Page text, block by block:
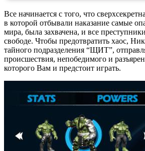
Все начинается с того, что
в которой отбывали наказание самые
мира, была захвачена, и все
свободе. Чтобы предотвратить хаос,
тайного подразделения “ЩИТ”,
происшествия, непобедимого и
которого Вам и предстоит играть.